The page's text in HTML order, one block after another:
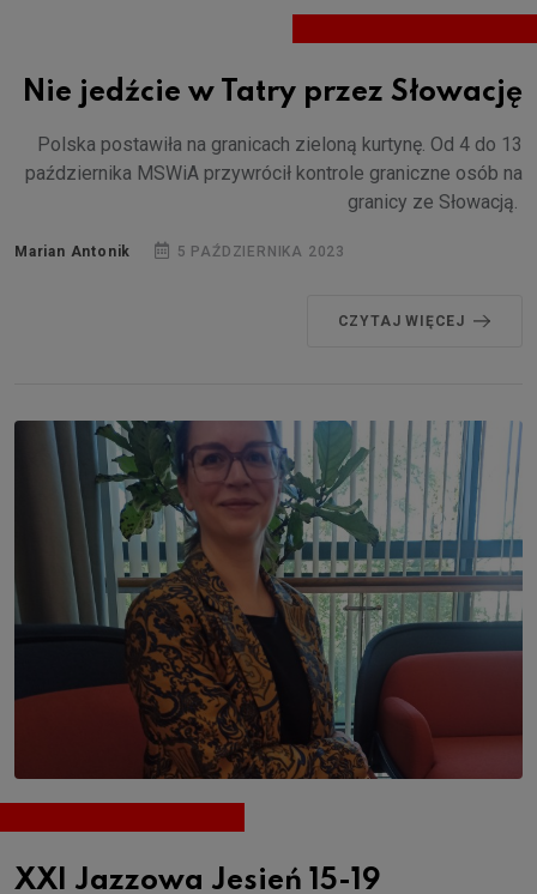
Nie jedźcie w Tatry przez Słowację
Polska postawiła na granicach zieloną kurtynę. Od 4 do 13
października MSWiA przywrócił kontrole graniczne osób na
granicy ze Słowacją.
Marian Antonik 5 PAŹDZIERNIKA 2023
CZYTAJ WIĘCEJ
XXI Jazzowa Jesień 15-19